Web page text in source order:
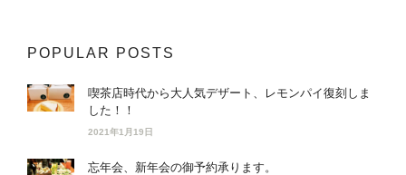
POPULAR POSTS
喫茶店時代から大人気デザート、レモンパイ復刻しま
した！！
2021年1月19日
忘年会、新年会の御予約承ります。